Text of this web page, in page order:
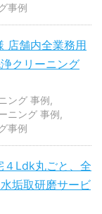
事例
店舗内全業務用
クリーニング
ング 事例
ニング 事例
事例
４Ldk丸ごと、全
垢取研磨サービ